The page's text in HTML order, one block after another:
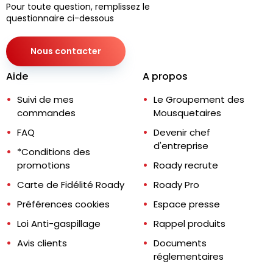
Pour toute question, remplissez le
questionnaire ci-dessous
Nous contacter
Aide
Suivi de mes
commandes
FAQ
*Conditions des
promotions
Carte de Fidélité Roady
Préférences cookies
Loi Anti-gaspillage
Avis clients
A propos
Le Groupement des
Mousquetaires
Devenir chef
d'entreprise
Roady recrute
Roady Pro
Espace presse
Rappel produits
Documents
réglementaires